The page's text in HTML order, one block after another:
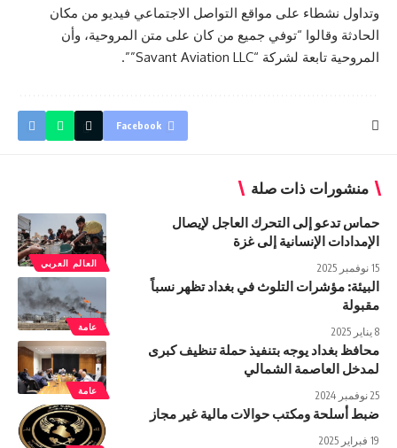
وتداول نشطاء على مواقع التواصل الاجتماعي فيديو من مكان
الحادثة وقالوا “توفي جميع من كان على متن المروحية، وأن
المروحية تابعة لشركة “Savant Aviation LLC””.
Facebook
منشورات ذات صلة
العالم العربي
حماس تدعو إلى التحرك العاجل لإيصال
الإمدادات الإنسانية إلى غزة
15 نوفمبر 2025
عامة
البيئة: مؤشرات التلوث في بغداد تظهر نسباً
مقبولة
8 يناير 2025
عامة
محافظ بغداد يوجه بتنفيذ حملة تنظيف كبرى
لمدخل العاصمة الشمالي
25 نوفمبر 2024
ضبط أسلحة ومكتب حوالات مالية غير مجاز
19 فبراير 2025